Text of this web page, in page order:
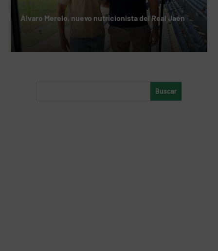
Álvaro Merelo, nuevo nutricionista del Real Jaén